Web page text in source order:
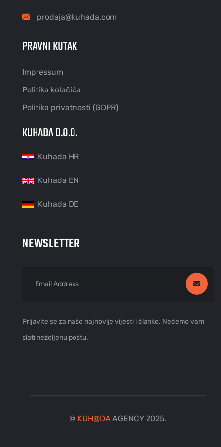
prodaja@kuhada.com
PRAVNI KUTAK
Impressum
Politika kolačića
Politika privatnosti (GDPR)
KUHADA D.O.O.
Kuhada HR
Kuhada EN
Kuhada DE
NEWSLETTER
Prijavite se za naše najnovije vijesti i članke. Nećemo vam
slati neželjenu poštu.
© KUH@DA AGENCY 2025.